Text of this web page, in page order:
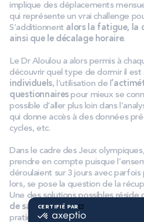
implique des déplacements
qui représente un vrai challenge
S’additionnent alors la fatigue, la
ainsi que le décalage horaire.
Le Dr Aloulou a alors permis à
découvrir quel type de dormir il est
individuels, l’utilisation de l
questionnairespour mieux se
possible d’aller plus loin dans
qui donne accès à des données
cycles, etc.
Dans le cadre des Jeux
prendre en compte puisque
déroulaient sur 3 jours avec parfois
lors, se pose la question de la
Une des solutions possibles réside
de salles de sieste dédiées aux
pratiquer plutôt la microsieste (10 à